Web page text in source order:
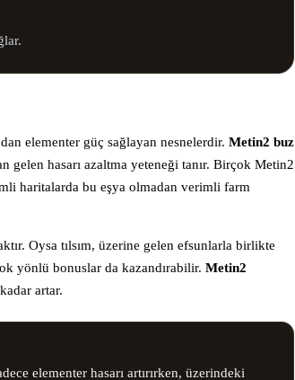
elementer güç sağlayan nesnelerdir. Metin2 buz
gelen hasarı azaltma yeteneği tanır. Birçok Metin2
haritalarda bu eşya olmadan verimli farm
Oysa tılsım, üzerine gelen efsunlarla birlikte
yönlü bonuslar da kazandırabilir. Metin2
artar.
elementer hasarı artırırken, üzerindeki